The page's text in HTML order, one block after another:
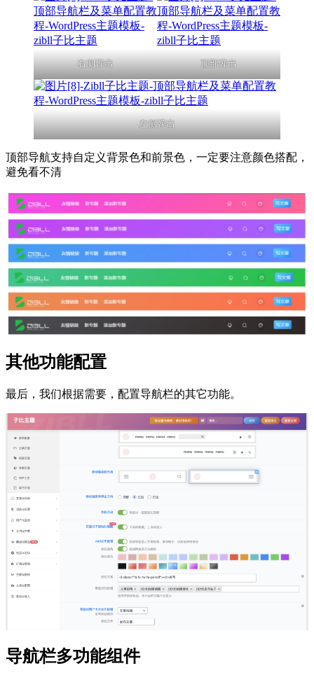
右侧弹出 顶部弹出
左侧弹出
顶部导航支持自定义背景色和前景色，一定要注意颜色搭配，
避免看不清
其他功能配置
最后，我们根据需要，配置导航栏的其它功能。
导航栏多功能组件